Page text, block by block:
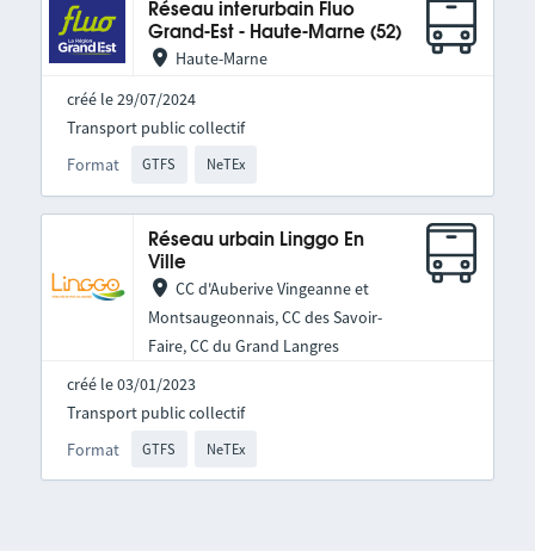
Réseau interurbain Fluo
Grand-Est - Haute-Marne (52)
Haute-Marne
créé le 29/07/2024
Format GTFS NeTEx
Transport public collectif
Réseau urbain Linggo En
Ville
CC d'Auberive Vingeanne et
Montsaugeonnais, CC des Savoir-
Faire, CC du Grand Langres
créé le 03/01/2023
Format GTFS NeTEx
Transport public collectif